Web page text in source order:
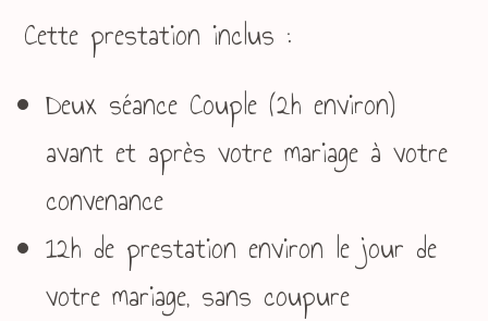
Cette prestation inclus :
Deux séance Couple (2h environ)
avant et après votre mariage à votre
convenance
12h de prestation environ le jour de
votre mariage, sans coupure